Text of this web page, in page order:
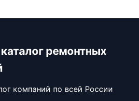
ремонтных
компаний по всей России